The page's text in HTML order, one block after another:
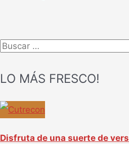
B
a
LO MÁS FRESCO!
Disfruta de una suerte de